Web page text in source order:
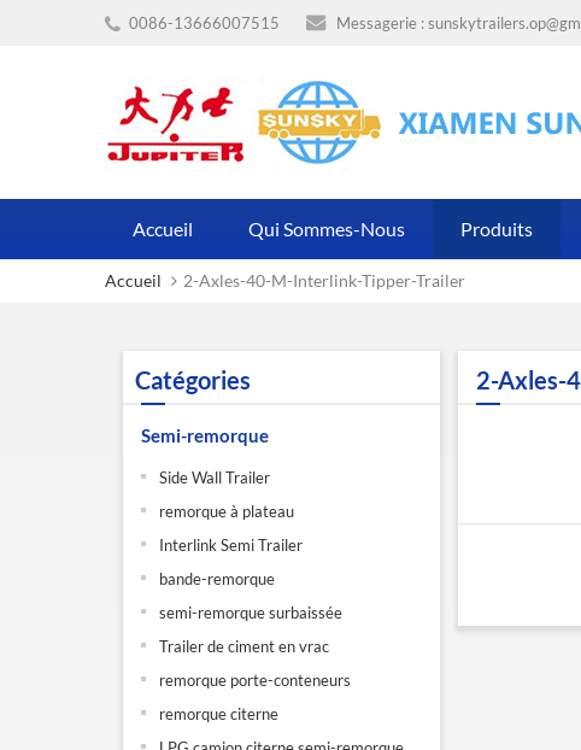
0086-13666007515 Messagerie :
Accueil Qui Sommes-Nous Produits
Accueil 2-Axles-40-M-Interlink-Tipper-Trailer
Catégories
Semi-remorque
Side Wall Trailer
remorque à plateau
Interlink Semi Trailer
bande-remorque
semi-remorque surbaissée
Trailer de ciment en vrac
remorque porte-conteneurs
remorque citerne
2-Axles-